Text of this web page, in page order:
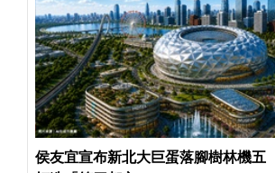
侯友宜宣布新北大巨蛋落腳樹林機